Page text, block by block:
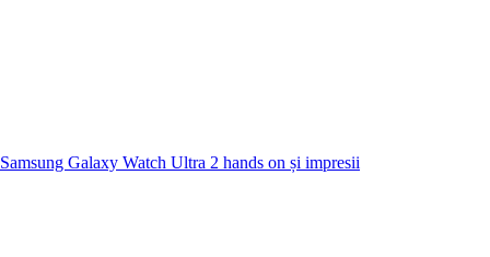
Samsung Galaxy Watch Ultra 2 hands on și impresii